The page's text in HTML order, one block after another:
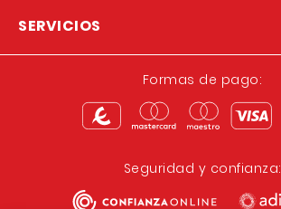
SERVICIOS
Formas de pago:
Seguridad y confianza: